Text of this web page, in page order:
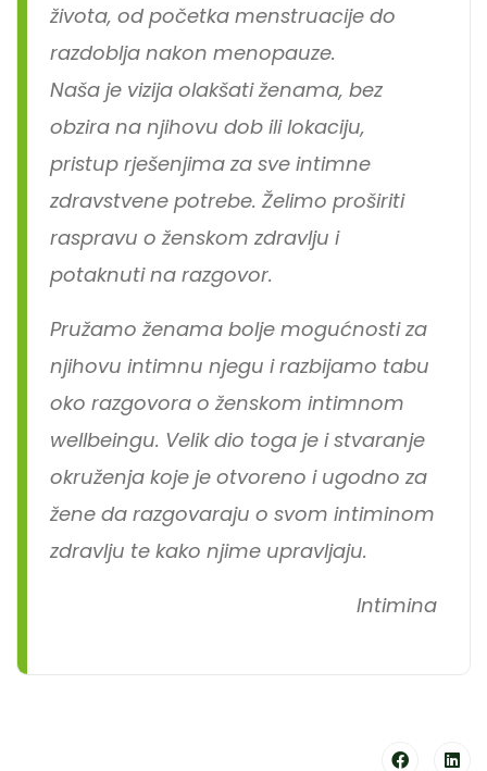
života, od početka menstruacije do
razdoblja nakon menopauze.
Naša je vizija olakšati ženama, bez
obzira na njihovu dob ili lokaciju,
pristup rješenjima za sve intimne
zdravstvene potrebe. Želimo proširiti
raspravu o ženskom zdravlju i
potaknuti na razgovor.
Pružamo ženama bolje mogućnosti za
njihovu intimnu njegu i razbijamo tabu
oko razgovora o ženskom intimnom
wellbeingu. Velik dio toga je i stvaranje
okruženja koje je otvoreno i ugodno za
žene da razgovaraju o svom intiminom
zdravlju te kako njime upravljaju.
Intimina